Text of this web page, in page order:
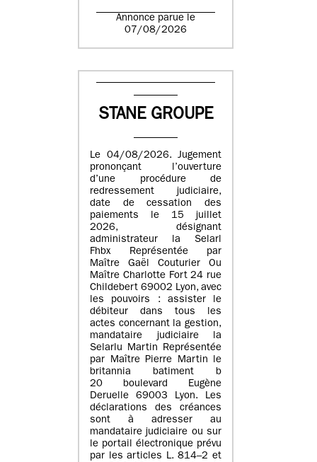
Annonce parue le
07/08/2026
STANE GROUPE
Le 04/08/2026. Jugement
prononçant l’ouverture
d’une procédure de
redressement judiciaire,
date de cessation des
paiements le 15 juillet
2026, désignant
administrateur la Selarl
Fhbx Représentée par
Maître Gaël Couturier Ou
Maître Charlotte Fort 24 rue
Childebert 69002 Lyon, avec
les pouvoirs : assister le
débiteur dans tous les
actes concernant la gestion,
mandataire judiciaire la
Selarlu Martin Représentée
par Maître Pierre Martin le
britannia batiment b
20 boulevard Eugène
Deruelle 69003 Lyon. Les
déclarations des créances
sont à adresser au
mandataire judiciaire ou sur
le portail électronique prévu
par les articles L. 814–2 et